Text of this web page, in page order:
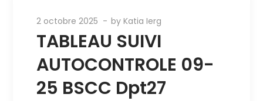
2 octobre 2025 byKatia Ierg
TABLEAU SUIVI
AUTOCONTROLE 09-
25 BSCC Dpt27